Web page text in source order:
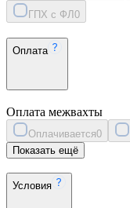
ГПХ с ФЛ 0
Оплата
Оплата межвахты
Оплачивается0
Показать ещё
Условия